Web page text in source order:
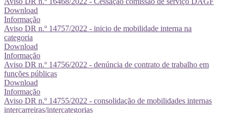
Download
Informação
Aviso DR n.º 14757/2022 - inicio de mobilidade interna na
categoria
Download
Informação
Aviso DR n.º 14756/2022 - denúncia de contrato de trabalho em
funções públicas
Download
Informação
Aviso DR n.º 14755/2022 - consolidação de mobilidades internas
intercarreiras/intercategorias